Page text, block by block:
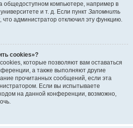
общедоступном компьютере, например в
и т. д. Если пункт Запомнить
что администратор отключил эту функцию.
cookies»?
которые позволяют вам оставаться
а также выполняют другие
прочитанных сообщений, если эта
Если вы испытываете
на данной конференции, возможно,